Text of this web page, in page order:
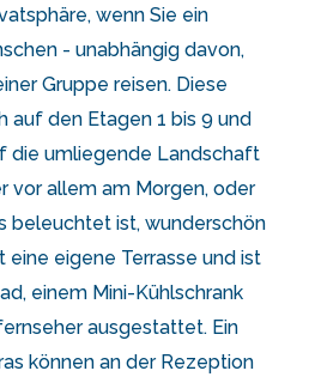
wenn Sie ein
- unabhängig davon,
Gruppe reisen. Diese
auf den Etagen 1 bis 9 und
die umliegende Landschaft
vor allem am Morgen, oder
beleuchtet ist, wunderschön
eine eigene Terrasse und ist
einem Mini-Kühlschrank
ausgestattet. Ein
können an der Rezeption